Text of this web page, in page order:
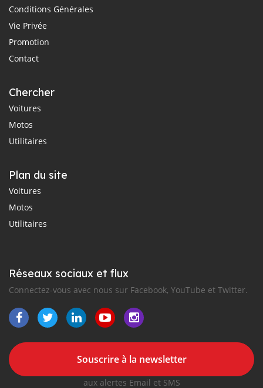
Conditions Générales
Vie Privée
Promotion
Contact
Chercher
Voitures
Motos
Utilitaires
Plan du site
Voitures
Motos
Utilitaires
Réseaux sociaux et flux
Connectez-vous avec nous sur Facebook, YouTube et Twitter.
Souscrire à la newsletter
aux alertes Email et SMS